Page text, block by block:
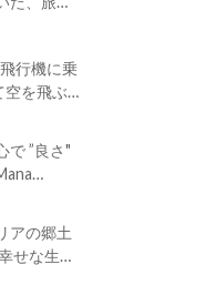
行機に乗
空を飛ぶ
で ”良さ"
アの郷土
せな生き